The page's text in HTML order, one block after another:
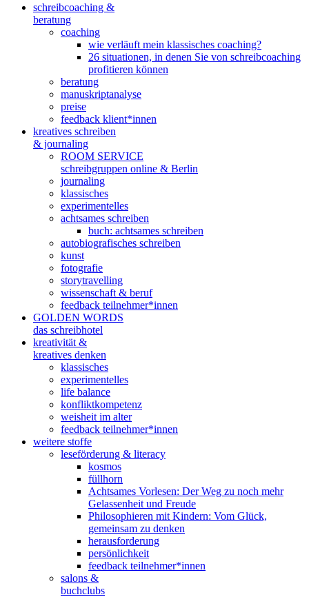
schreibcoaching &
beratung
coaching
wie verläuft mein klassisches coaching?
26 situationen, in denen Sie von schreibcoaching
profitieren können
beratung
manuskriptanalyse
preise
feedback klient*innen
kreatives schreiben
& journaling
ROOM SERVICE
schreibgruppen online & Berlin
journaling
klassisches
experimentelles
achtsames schreiben
buch: achtsames schreiben
autobiografisches schreiben
kunst
fotografie
storytravelling
wissenschaft & beruf
feedback teilnehmer*innen
GOLDEN WORDS
das schreibhotel
kreativität &
kreatives denken
klassisches
experimentelles
life balance
konfliktkompetenz
weisheit im alter
feedback teilnehmer*innen
weitere stoffe
leseförderung & literacy
kosmos
füllhorn
Achtsames Vorlesen: Der Weg zu noch mehr
Gelassenheit und Freude
Philosophieren mit Kindern: Vom Glück,
gemeinsam zu denken
herausforderung
persönlichkeit
feedback teilnehmer*innen
salons &
buchclubs